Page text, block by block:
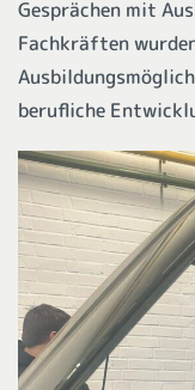
Gesprächen mit
Fachkräften
berufliche